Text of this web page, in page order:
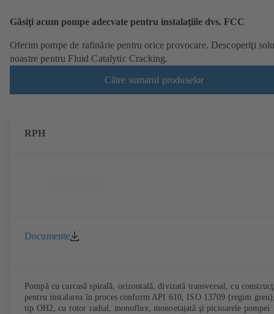
Găsiţi acum pompe adecvate pentru instalaţiile dvs. FCC
Oferim pompe de rafinărie pentru orice provocare. Descoperiţi
noastre pentru Fluid Catalytic Cracking.
Către sumarul produselor
RPH
Documente
Pompă cu carcasă spirală, orizontală, divizată transversal, cu
pentru instalarea în proces conform API 610, ISO 13709 (regim
tip OH2, cu rotor radial, monoflux, monoetajată şi picioarele pompei